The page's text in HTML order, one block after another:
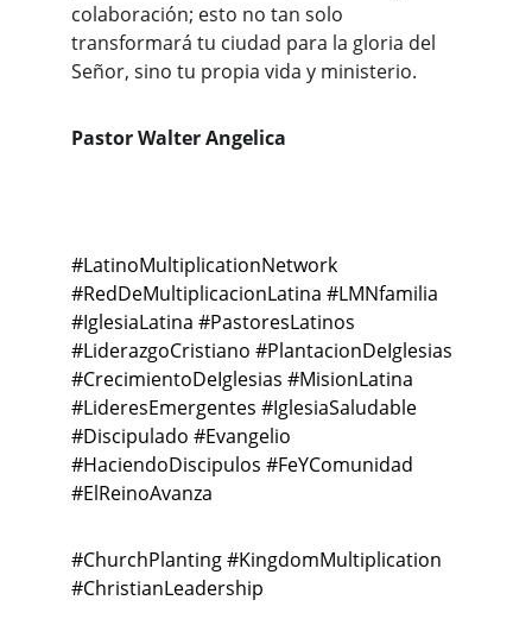
colaboración; esto no tan solo
transformará tu ciudad para la gloria del
Señor, sino tu propia vida y ministerio.
Pastor Walter Angelica
#LatinoMultiplicationNetwork
#RedDeMultiplicacionLatina #LMNfamilia
#IglesiaLatina #PastoresLatinos
#LiderazgoCristiano #PlantacionDeIglesias
#CrecimientoDeIglesias #MisionLatina
#LideresEmergentes #IglesiaSaludable
#Discipulado #Evangelio
#HaciendoDiscipulos #FeYComunidad
#ElReinoAvanza
#ChurchPlanting #KingdomMultiplication
#ChristianLeadership